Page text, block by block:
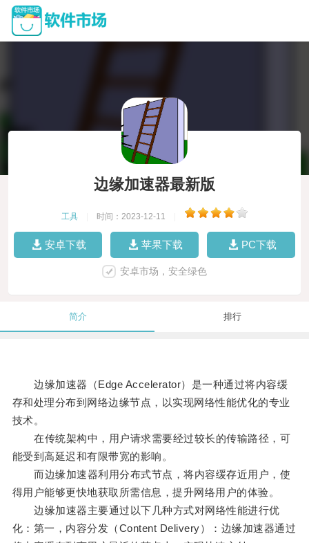
边缘加速器最新版
工具 时间：2023-12-11
安卓下载 苹果下载 PC下载
安卓市场，安全绿色
简介 排行
边缘加速器（Edge Accelerator）是一种通过将内容缓
存和处理分布到网络边缘节点，以实现网络性能优化的专业
技术。
在传统架构中，用户请求需要经过较长的传输路径，可
能受到高延迟和有限带宽的影响。
而边缘加速器利用分布式节点，将内容缓存近用户，使
得用户能够更快地获取所需信息，提升网络用户的体验。
边缘加速器主要通过以下几种方式对网络性能进行优
化：第一，内容分发（Content Delivery）：边缘加速器通过